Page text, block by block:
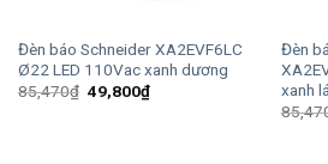
Đèn báo Schneider XA2EVF6LC
Ø22 LED 110Vac xanh dương
85,470₫ Giá
gốc
49,800₫Giá
hiện
Đèn
xanh lá